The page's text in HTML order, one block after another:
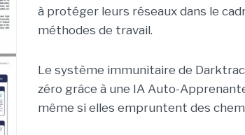
à protéger leurs réseaux dans le
méthodes de travail.
Le système immunitaire de
zéro grâce à une IA Auto-
même si elles empruntent des